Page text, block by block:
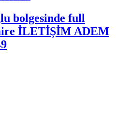
bolgesinde full
İLETİŞİM ADEM